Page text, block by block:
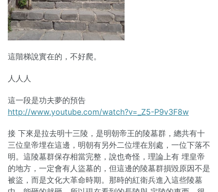
這階梯說實在的，不好爬。
人人人
這一段是功夫夢的預告
http://www.youtube.com/watch?v=_Z5-P9v3F8w
接 下來是拉去明十三陵，是明朝帝王的陵墓群，總共有十
三位皇帝埋在這邊，明朝有另外二位埋在別處，一位下落不
明。這陵墓群保存相當完整，說也奇怪，理論上有 埋皇帝
的地方，一定會有人盜墓的，但這邊的陵墓群損毀原因不是
被盜，而是文化大革命時期。那時的紅衛兵進入這些陵墓